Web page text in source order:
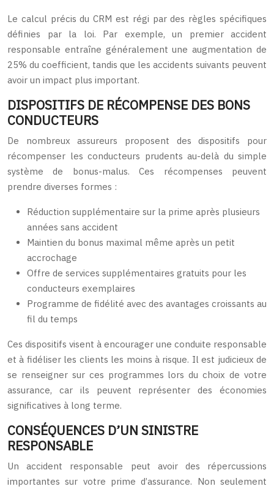
Le calcul précis du CRM est régi par des règles spécifiques
définies par la loi. Par exemple, un premier accident
responsable entraîne généralement une augmentation de
25% du coefficient, tandis que les accidents suivants peuvent
avoir un impact plus important.
DISPOSITIFS DE RÉCOMPENSE DES BONS
CONDUCTEURS
De nombreux assureurs proposent des dispositifs pour
récompenser les conducteurs prudents au-delà du simple
système de bonus-malus. Ces récompenses peuvent
prendre diverses formes :
Réduction supplémentaire sur la prime après plusieurs
années sans accident
Maintien du bonus maximal même après un petit
accrochage
Offre de services supplémentaires gratuits pour les
conducteurs exemplaires
Programme de fidélité avec des avantages croissants au
fil du temps
Ces dispositifs visent à encourager une conduite responsable
et à fidéliser les clients les moins à risque. Il est judicieux de
se renseigner sur ces programmes lors du choix de votre
assurance, car ils peuvent représenter des économies
significatives à long terme.
CONSÉQUENCES D’UN SINISTRE
RESPONSABLE
Un accident responsable peut avoir des répercussions
importantes sur votre prime d’assurance. Non seulement